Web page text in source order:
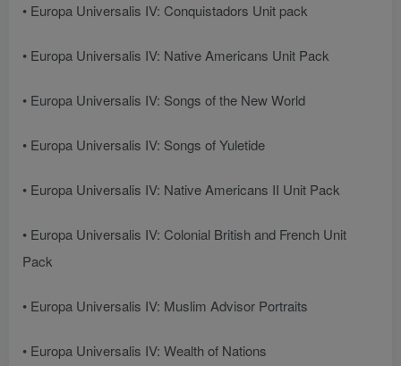
• Europa Universalis IV: Conquistadors Unit pack
• Europa Universalis IV: Native Americans Unit Pack
• Europa Universalis IV: Songs of the New World
• Europa Universalis IV: Songs of Yuletide
• Europa Universalis IV: Native Americans II Unit Pack
• Europa Universalis IV: Colonial British and French Unit
Pack
• Europa Universalis IV: Muslim Advisor Portraits
• Europa Universalis IV: Wealth of Nations